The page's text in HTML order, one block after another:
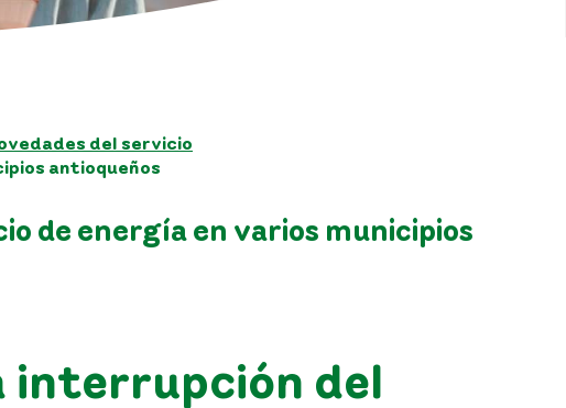
del servicio
antioqueños
de energía en varios municipios
interrupción del